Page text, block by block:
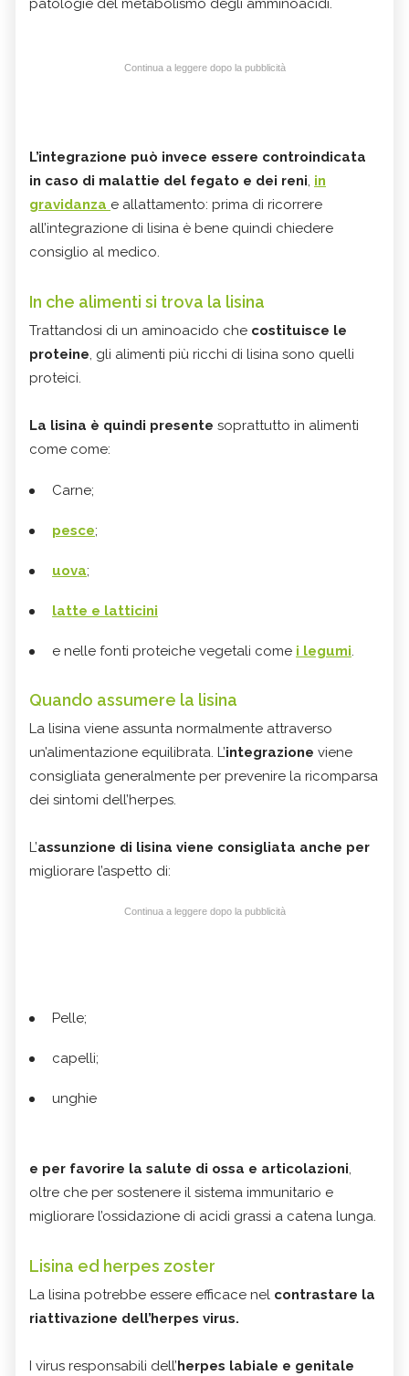
patologie del metabolismo degli amminoacidi.
Continua a leggere dopo la pubblicità
L’integrazione può invece essere controindicata
in caso di malattie del fegato e dei reni, in
gravidanza e allattamento: prima di ricorrere
all’integrazione di lisina è bene quindi chiedere
consiglio al medico.
In che alimenti si trova la lisina
Trattandosi di un aminoacido che costituisce le
proteine, gli alimenti più ricchi di lisina sono quelli
proteici.
La lisina è quindi presente soprattutto in alimenti
come come:
Carne;
pesce;
uova;
latte e latticini
e nelle fonti proteiche vegetali come i legumi.
Quando assumere la lisina
La lisina viene assunta normalmente attraverso
un’alimentazione equilibrata. L’integrazione viene
consigliata generalmente per prevenire la ricomparsa
dei sintomi dell’herpes.
L’assunzione di lisina viene consigliata anche per
migliorare l’aspetto di:
Continua a leggere dopo la pubblicità
Pelle;
capelli;
unghie
e per favorire la salute di ossa e articolazioni,
oltre che per sostenere il sistema immunitario e
migliorare l’ossidazione di acidi grassi a catena lunga.
Lisina ed herpes zoster
La lisina potrebbe essere efficace nel contrastare la
riattivazione dell’herpes virus.
I virus responsabili dell’herpes labiale e genitale